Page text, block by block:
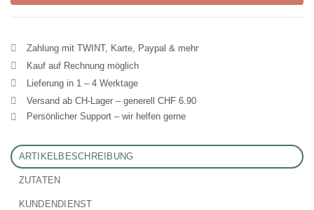
Zahlung mit TWINT, Karte, Paypal & mehr
Kauf auf Rechnung möglich
Lieferung in 1 – 4 Werktage
Versand ab CH‑Lager – generell CHF 6.90
Persönlicher Support – wir helfen gerne
ARTIKELBESCHREIBUNG
ZUTATEN
KUNDENDIENST